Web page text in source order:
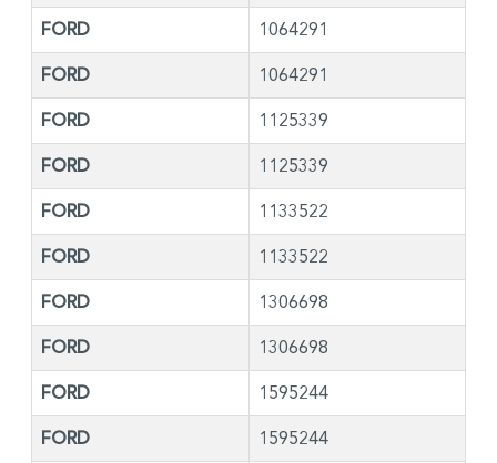
FORD 1064291
FORD 1064291
FORD 1125339
FORD 1125339
FORD 1133522
FORD 1133522
FORD 1306698
FORD 1306698
FORD 1595244
FORD 1595244